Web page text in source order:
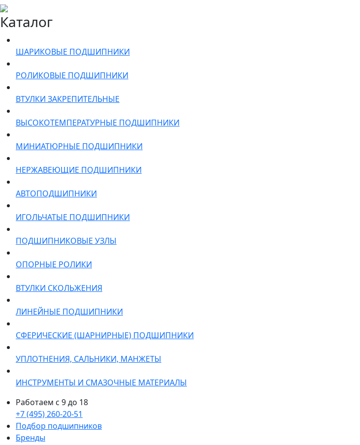
Каталог
ШАРИКОВЫЕ ПОДШИПНИКИ
РОЛИКОВЫЕ ПОДШИПНИКИ
ВТУЛКИ ЗАКРЕПИТЕЛЬНЫЕ
ВЫСОКОТЕМПЕРАТУРНЫЕ ПОДШИПНИКИ
МИНИАТЮРНЫЕ ПОДШИПНИКИ
НЕРЖАВЕЮЩИЕ ПОДШИПНИКИ
АВТОПОДШИПНИКИ
ИГОЛЬЧАТЫЕ ПОДШИПНИКИ
ПОДШИПНИКОВЫЕ УЗЛЫ
ОПОРНЫЕ РОЛИКИ
ВТУЛКИ СКОЛЬЖЕНИЯ
ЛИНЕЙНЫЕ ПОДШИПНИКИ
СФЕРИЧЕСКИЕ (ШАРНИРНЫЕ) ПОДШИПНИКИ
УПЛОТНЕНИЯ, САЛЬНИКИ, МАНЖЕТЫ
ИНСТРУМЕНТЫ И СМАЗОЧНЫЕ МАТЕРИАЛЫ
Работаем с 9 до 18
+7 (495) 260-20-51
Подбор подшипников
Бренды